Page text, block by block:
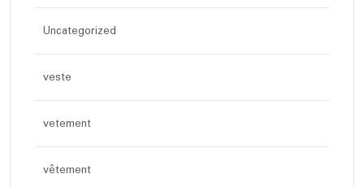
Uncategorized
veste
vetement
vêtement